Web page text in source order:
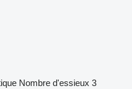
Nombre d'essieux 3